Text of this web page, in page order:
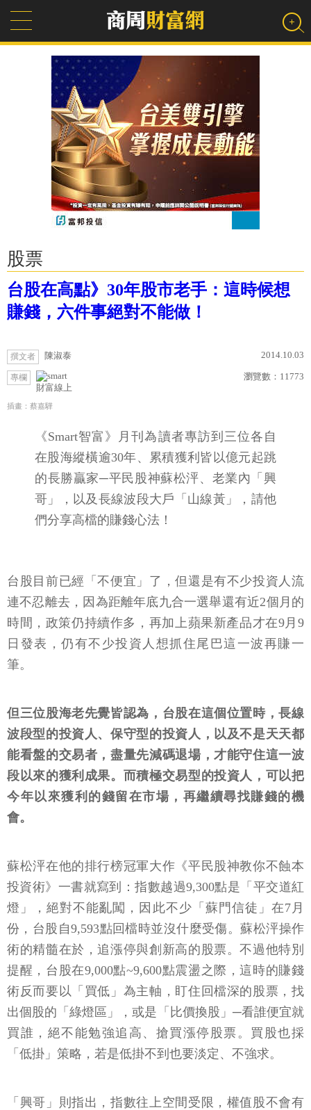
股票
台股在高點》30年股市老手：這時候想
賺錢，六件事絕對不能做！
撰文者 陳淑泰 2014.10.03
專欄
財富線上
瀏覽數： 11773
插畫：蔡嘉驊
《Smart智富》月刊為讀者專訪到三位各自
在股海縱橫逾30年、累積獲利皆以億元起跳
的長勝贏家─平民股神蘇松泙、老業內「興
哥」，以及長線波段大戶「山線黃」，請他
們分享高檔的賺錢心法！
台股目前已經「不便宜」了，但還是有不少投資人流
連不忍離去，因為距離年底九合一選舉還有近2個月的
時間，政策仍持續作多，再加上蘋果新產品才在9月9
日發表，仍有不少投資人想抓住尾巴這一波再賺一
筆。
但三位股海老先覺皆認為，台股在這個位置時，長線
波段型的投資人、保守型的投資人，以及不是天天都
能看盤的交易者，盡量先減碼退場，才能守住這一波
段以來的獲利成果。而積極交易型的投資人，可以把
今年以來獲利的錢留在市場，再繼續尋找賺錢的機
會。
蘇松泙在他的排行榜冠軍大作《平民股神教你不蝕本
投資術》一書就寫到：指數越過9,300點是「平交道紅
燈」，絕對不能亂闖，因此不少「蘇門信徒」在7月
份，台股自9,593點回檔時並沒什麼受傷。蘇松泙操作
術的精髓在於，追漲停與創新高的股票。不過他特別
提醒，台股在9,000點~9,600點震盪之際，這時的賺錢
術反而要以「買低」為主軸，盯住回檔深的股票，找
出個股的「綠燈區」，或是「比價換股」─看誰便宜就
買誰，絕不能勉強追高、搶買漲停股票。買股也採
「低掛」策略，若是低掛不到也要淡定、不強求。
「興哥」則指出，指數往上空間受限，權值股不會有